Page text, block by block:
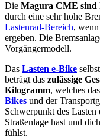
Die Magura CME sind
durch eine sehr hohe
Lastenrad-Bereich,
ergeben. Die
Vorgängermodell.
Das Lasten e-Bike
beträgt das zulässige
Kilogramm, welches
Bikes und der
Schwerpunkt des Lasten
Straßenlage hast und
fühlst.